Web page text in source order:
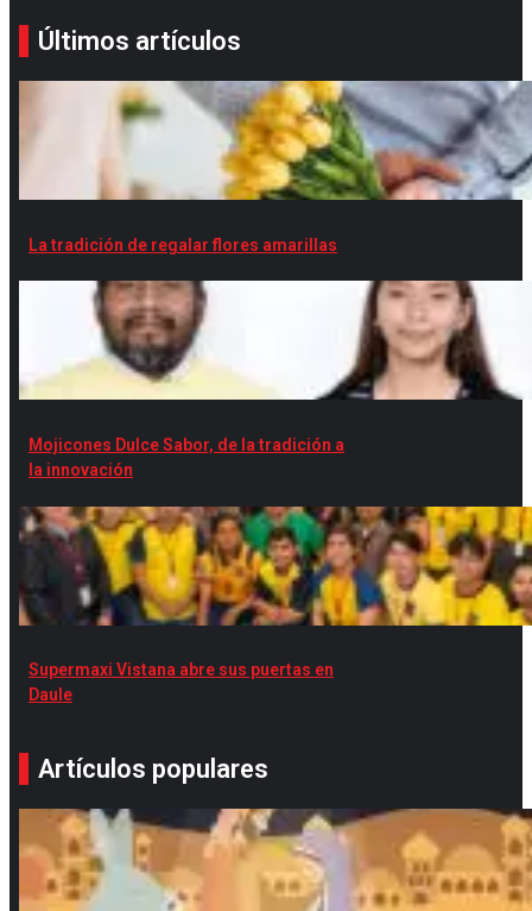
Últimos artículos
La tradición de regalar flores amarillas
Mojicones Dulce Sabor, de la tradición a
la innovación
Supermaxi Vistana abre sus puertas en
Daule
Artículos populares